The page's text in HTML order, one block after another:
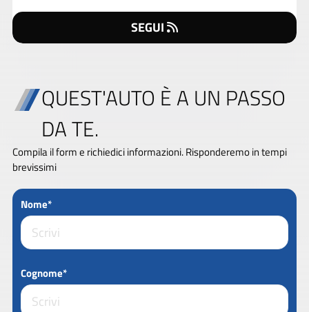
SEGUI
QUEST'AUTO È A UN PASSO
DA TE.
Compila il form e richiedici informazioni. Risponderemo in tempi
brevissimi
Nome*
Cognome*